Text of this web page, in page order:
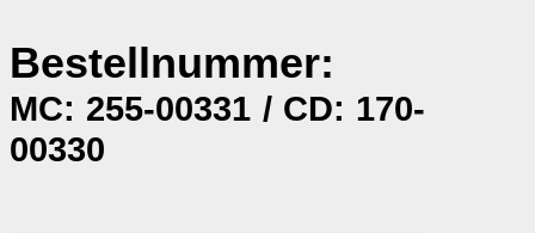
Bestellnummer:
MC: 255-00331 / CD: 170-
00330